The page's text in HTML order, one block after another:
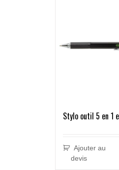
Stylo outil 5 en 1
Ajouter au
devis